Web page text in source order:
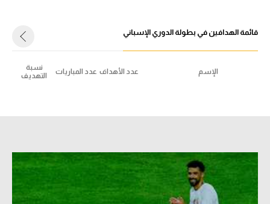
قائمة الهدافين في بطولة الدوري الإسباني
الإسم عدد الأهداف عدد المباريات
نسبة
التهديف